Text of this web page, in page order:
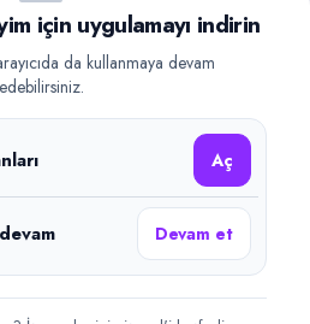
edin, işverenlerle hızlıca
iletişime geçin.
Google Play
Tüm hakları saklıdır.
iş bulma aracılığı veya işe
faaliyeti yapmaz.
için uygulamayı indirin
da kullanmaya devam
edebilirsiniz.
Aç
Devam et